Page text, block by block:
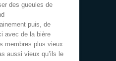
des gueules de
puis, de
avec de la bière
membres plus vieux
aussi vieux qu’ils le